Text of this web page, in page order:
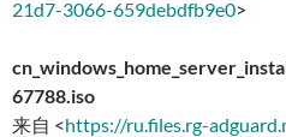
21d7-3066-659debdfb9e0>
67788.iso
来自 <https://ru.files.rg-